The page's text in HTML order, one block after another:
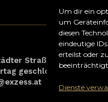
Um dir ein
um
diesen
eindeutige
erteilst oder
Dienste
Straße 6 · 1090 Wien
geschlossen